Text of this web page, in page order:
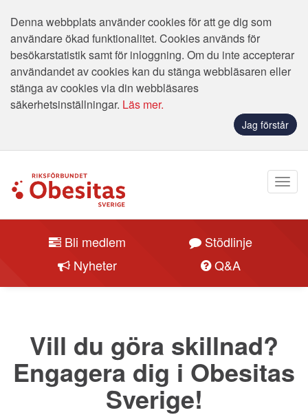
Denna webbplats använder cookies för att ge dig som
användare ökad funktionalitet. Cookies används för
besökarstatistik samt för inloggning. Om du inte accepterar
användandet av cookies kan du stänga webbläsaren eller
stänga av cookies via din webbläsares
säkerhetsinställningar. Läs mer.
Jag förstår
Bli medlem
Stödlinje
Nyheter
Q&A
Vill du göra skillnad?
Engagera dig i Obesitas
Sverige!